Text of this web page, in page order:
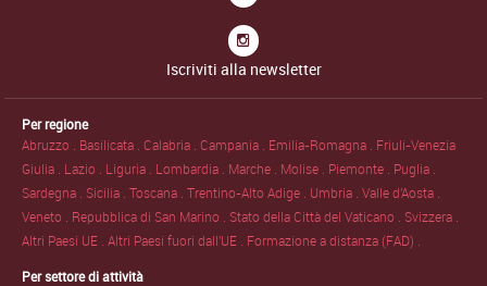
Iscriviti alla newsletter
Per regione
Abruzzo . Basilicata .Calabria .Campania . Emilia-Romagna . Friuli-Venezia
Giulia . Lazio . Liguria . Lombardia . Marche . Molise . Piemonte . Puglia .
Sardegna . Sicilia .Toscana .Trentino-Alto Adige . Umbria .Valle d'Aosta .
Veneto . Repubblica di San Marino . Stato della Città del Vaticano . Svizzera .
Altri Paesi UE .Altri Paesi fuori dall'UE . Formazione a distanza (FAD) .
Per settore di attività